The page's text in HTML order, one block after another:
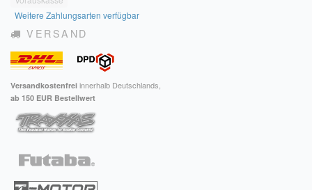
Weitere Zahlungsarten verfügbar
VERSAND
Versandkostenfrei innerhalb Deutschlands,
ab 150 EUR Bestellwert